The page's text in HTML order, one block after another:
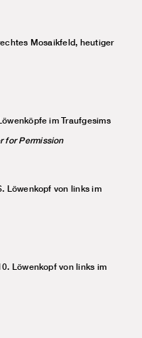
Mosaikfeld, heutiger
im Traufgesims
for Permission
Löwenkopf von links im
Löwenkopf von links im